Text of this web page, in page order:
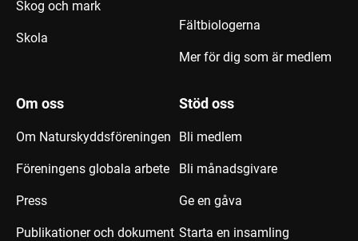
Skog och mark
Skola
Fältbiologerna
Mer för dig som är medlem
Om oss
Om Naturskyddsföreningen
Föreningens globala arbete
Press
Publikationer och dokument
Stöd oss
Bli medlem
Bli månadsgivare
Ge en gåva
Starta en insamling